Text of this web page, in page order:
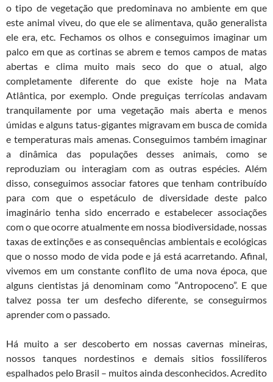
o tipo de vegetação que predominava no ambiente em que
este animal viveu, do que ele se alimentava, quão generalista
ele era, etc. Fechamos os olhos e conseguimos imaginar um
palco em que as cortinas se abrem e temos campos de matas
abertas e clima muito mais seco do que o atual, algo
completamente diferente do que existe hoje na Mata
Atlântica, por exemplo. Onde preguiças terrícolas andavam
tranquilamente por uma vegetação mais aberta e menos
úmidas e alguns tatus-gigantes migravam em busca de comida
e temperaturas mais amenas. Conseguimos também imaginar
a dinâmica das populações desses animais, como se
reproduziam ou interagiam com as outras espécies. Além
disso, conseguimos associar fatores que tenham contribuído
para com que o espetáculo de diversidade deste palco
imaginário tenha sido encerrado e estabelecer associações
com o que ocorre atualmente em nossa biodiversidade, nossas
taxas de extinções e as consequências ambientais e ecológicas
que o nosso modo de vida pode e já está acarretando. Afinal,
vivemos em um constante conflito de uma nova época, que
alguns cientistas já denominam como “Antropoceno”. E que
talvez possa ter um desfecho diferente, se conseguirmos
aprender com o passado.
Há muito a ser descoberto em nossas cavernas mineiras,
nossos tanques nordestinos e demais sitios fossilíferos
espalhados pelo Brasil – muitos ainda desconhecidos. Acredito